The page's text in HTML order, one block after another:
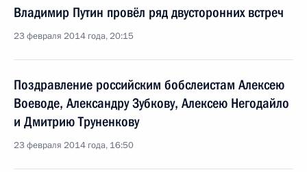
Владимир Путин провёл ряд двусторонних встреч
23 февраля 2014 года, 20:15
Поздравление российским бобслеистам Алексею
Воеводе, Александру Зубкову, Алексею Негодайло
и Дмитрию Труненкову
23 февраля 2014 года, 16:50